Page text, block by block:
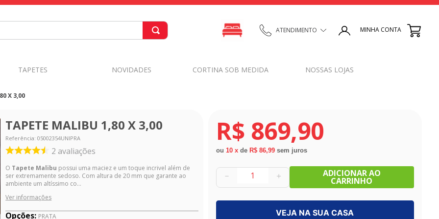
ATENDIMENTO MINHA CONTA
TAPETES NOVIDADES CORTINA SOB MEDIDA NOSSAS LOJAS
X 3,00
TAPETE MALIBU 1,80 X 3,00
Referência:05002354UNIPRA
2 avaliações
O Tapete Malibu possui uma maciez e um toque incrivel além de
ser extremamente sedoso. Com altura de 20 mm que garante ao
ambiente um altíssimo co...
Ver informações
Opções: PRATA
R$ 869,90
ou 10 xde R$ 86,99 sem juros
＋
－ ADICIONAR AO
CARRINHO
VEJA NA SUA CASA